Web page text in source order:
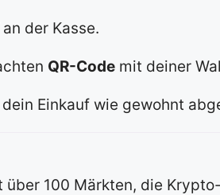
der Kasse.
QR-Code mit deiner
Einkauf wie gewohnt
über 100 Märkten, die